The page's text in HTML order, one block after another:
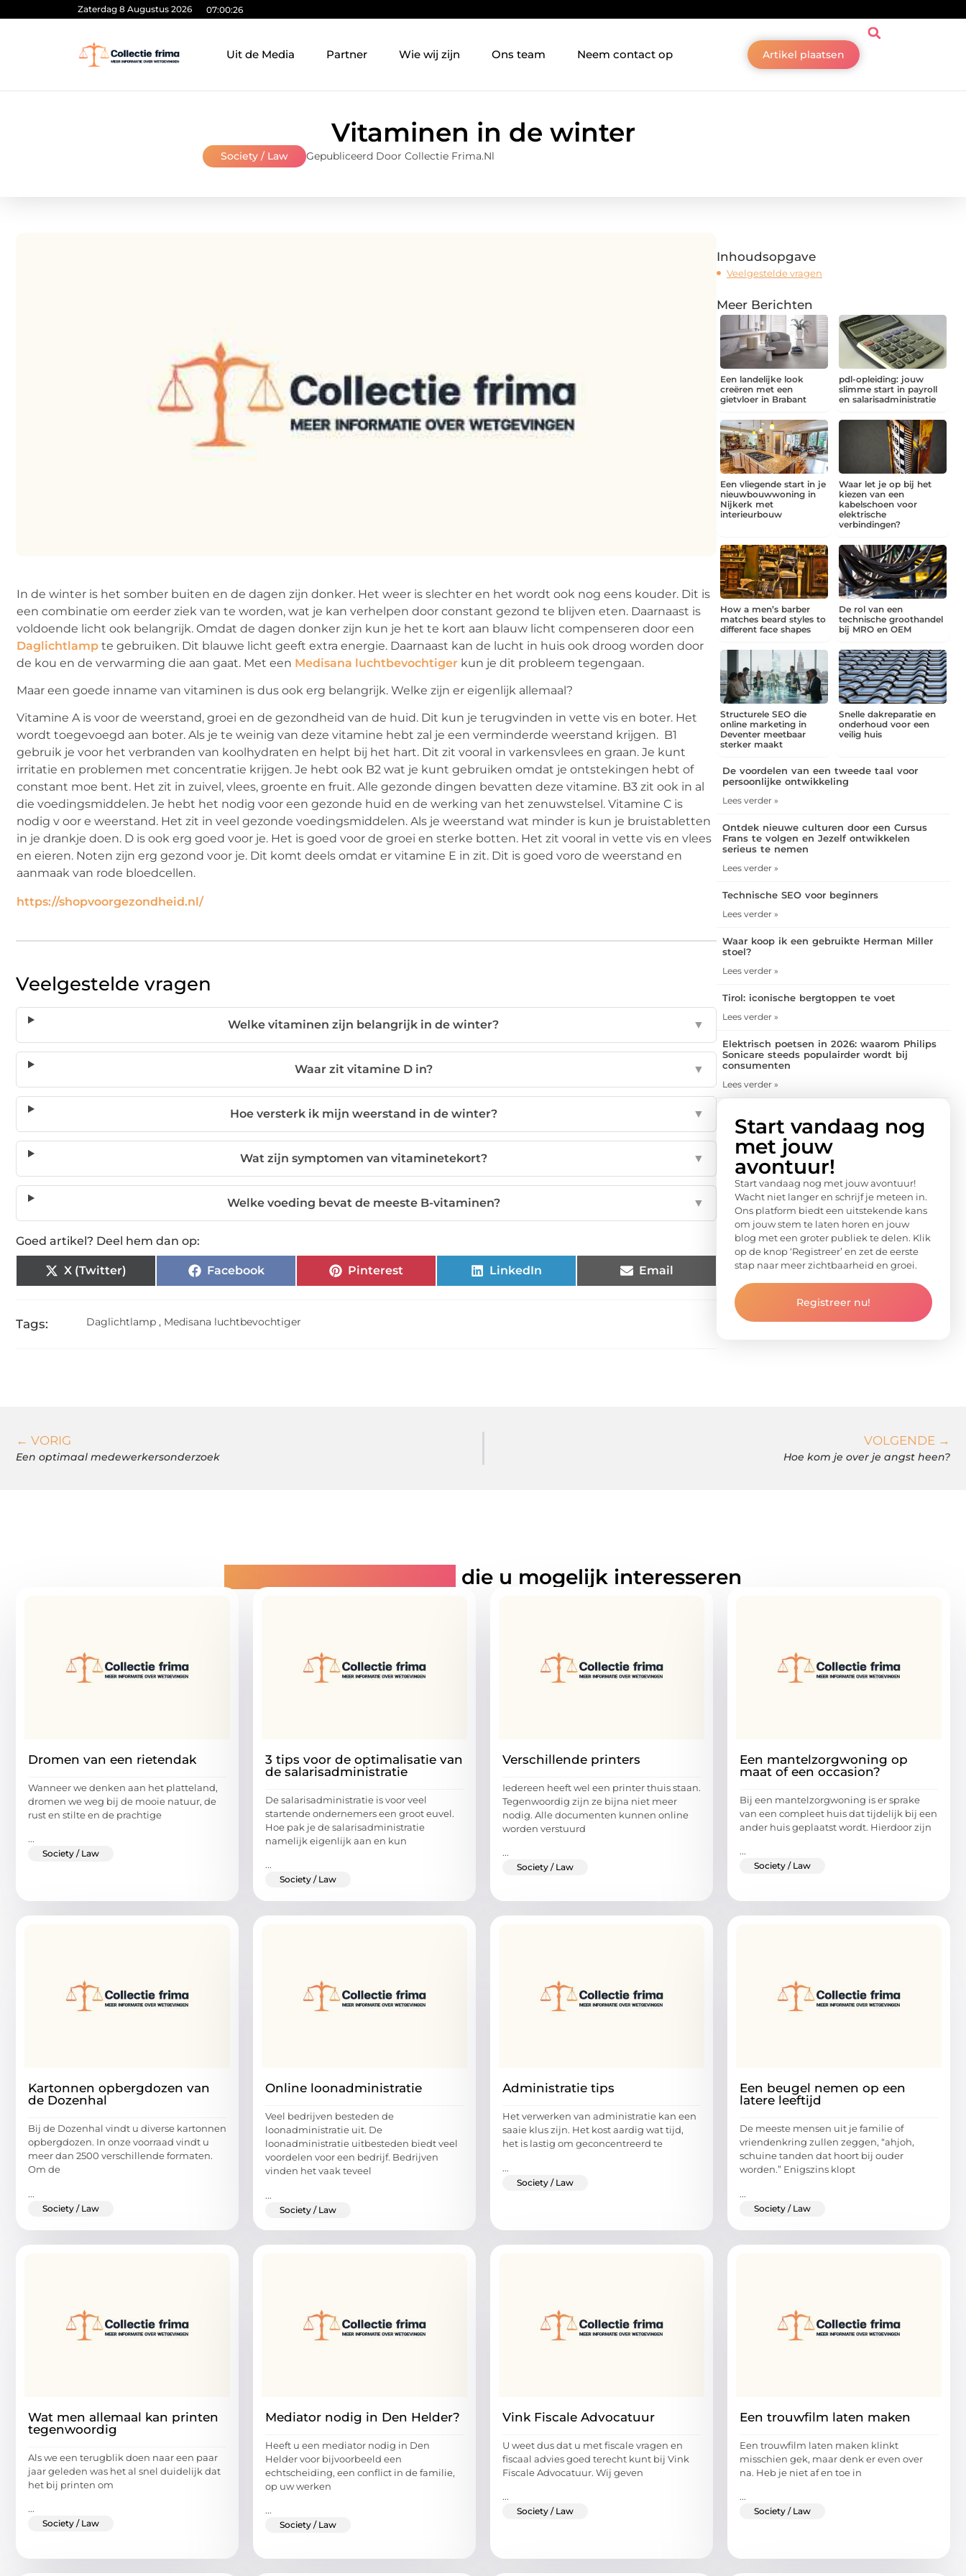
Zaterdag 8 Augustus 2026 07:00:26
Uit de Media Partner Wie wij zijn Ons team Neem contact op Artikel plaatsen
Vitaminen in de winter
Society / Law Gepubliceerd Door Collectie Frima.nl
In de winter is het somber buiten en de dagen zijn donker. Het weer is slechter en het wordt ook nog eens kouder. Dit is
een combinatie om eerder ziek van te worden, wat je kan verhelpen door constant gezond te blijven eten. Daarnaast is
voldoende licht ook belangrijk. Omdat de dagen donker zijn kun je het te kort aan blauw licht compenseren door een
Daglichtlamp te gebruiken. Dit blauwe licht geeft extra energie. Daarnaast kan de lucht in huis ook droog worden door
de kou en de verwarming die aan gaat. Met een Medisana luchtbevochtiger kun je dit probleem tegengaan.
Maar een goede inname van vitaminen is dus ook erg belangrijk. Welke zijn er eigenlijk allemaal?
Vitamine A is voor de weerstand, groei en de gezondheid van de huid. Dit kun je terugvinden in vette vis en boter. Het
wordt toegevoegd aan boter. Als je te weinig van deze vitamine hebt zal je een verminderde weerstand krijgen. B1
gebruik je voor het verbranden van koolhydraten en helpt bij het hart. Dit zit vooral in varkensvlees en graan. Je kunt
irritatie en problemen met concentratie krijgen. Je hebt ook B2 wat je kunt gebruiken omdat je ontstekingen hebt of
constant moe bent. Het zit in zuivel, vlees, groente en fruit. Alle gezonde dingen bevatten deze vitamine. B3 zit ook in al
die voedingsmiddelen. Je hebt het nodig voor een gezonde huid en de werking van het zenuwstelsel. Vitamine C is
nodig v oor e weerstand. Het zit in veel gezonde voedingsmiddelen. Als je weerstand wat minder is kun je bruistabletten
in je drankje doen. D is ook erg goed voor je. Het is goed voor de groei en sterke botten. Het zit vooral in vette vis en vlees
en eieren. Noten zijn erg gezond voor je. Dit komt deels omdat er vitamine E in zit. Dit is goed voro de weerstand en
aanmaak van rode bloedcellen.
https://shopvoorgezondheid.nl/
Veelgestelde vragen
Welke vitaminen zijn belangrijk in de winter? ▼
Waar zit vitamine D in? ▼
Hoe versterk ik mijn weerstand in de winter? ▼
Wat zijn symptomen van vitaminetekort? ▼
Welke voeding bevat de meeste B-vitaminen? ▼
Goed artikel? Deel hem dan op:
X (Twitter) Facebook Pinterest LinkedIn Email
Tags: Daglichtlamp, Medisana luchtbevochtiger
Inhoudsopgave
Veelgestelde vragen
Meer Berichten
Een landelijke look
creëren met een
gietvloer in Brabant
pdl-opleiding: jouw
slimme start in payroll
en salarisadministratie
Een vliegende start in je
nieuwbouwwoning in
Nijkerk met
interieurbouw
Waar let je op bij het
kiezen van een
kabelschoen voor
elektrische
verbindingen?
How a men’s barber
matches beard styles to
different face shapes
De rol van een
technische groothandel
bij MRO en OEM
Structurele SEO die
online marketing in
Deventer meetbaar
sterker maakt
Snelle dakreparatie en
onderhoud voor een
veilig huis
De voordelen van een tweede taal voor
persoonlijke ontwikkeling
Lees verder »
Ontdek nieuwe culturen door een Cursus
Frans te volgen en Jezelf ontwikkelen
serieus te nemen
Lees verder »
Technische SEO voor beginners
Lees verder »
Waar koop ik een gebruikte Herman Miller
stoel?
Lees verder »
Tirol: iconische bergtoppen te voet
Lees verder »
Elektrisch poetsen in 2026: waarom Philips
Sonicare steeds populairder wordt bij
consumenten
Lees verder »
Start vandaag nog
met jouw
avontuur!
Start vandaag nog met jouw avontuur!
Wacht niet langer en schrijf je meteen in.
Ons platform biedt een uitstekende kans
om jouw stem te laten horen en jouw
blog met een groter publiek te delen. Klik
op de knop ‘Registreer’ en zet de eerste
stap naar meer zichtbaarheid en groei.
Registreer nu!
← VORIG
Een optimaal medewerkersonderzoek
VOLGENDE →
Hoe kom je over je angst heen?
die u mogelijk interesseren
Dromen van een rietendak
Wanneer we denken aan het platteland,
dromen we weg bij de mooie natuur, de
rust en stilte en de prachtige
...
Society / Law
3 tips voor de optimalisatie van
de salarisadministratie
De salarisadministratie is voor veel
startende ondernemers een groot euvel.
Hoe pak je de salarisadministratie
namelijk eigenlijk aan en kun
...
Society / Law
Verschillende printers
Iedereen heeft wel een printer thuis staan.
Tegenwoordig zijn ze bijna niet meer
nodig. Alle documenten kunnen online
worden verstuurd
...
Society / Law
Een mantelzorgwoning op
maat of een occasion?
Bij een mantelzorgwoning is er sprake
van een compleet huis dat tijdelijk bij een
ander huis geplaatst wordt. Hierdoor zijn
...
Society / Law
Kartonnen opbergdozen van
de Dozenhal
Bij de Dozenhal vindt u diverse kartonnen
opbergdozen. In onze voorraad vindt u
meer dan 2500 verschillende formaten.
Om de
...
Society / Law
Online loonadministratie
Veel bedrijven besteden de
loonadministratie uit. De
loonadministratie uitbesteden biedt veel
voordelen voor een bedrijf. Bedrijven
vinden het vaak teveel
...
Society / Law
Administratie tips
Het verwerken van administratie kan een
saaie klus zijn. Het kost aardig wat tijd,
het is lastig om geconcentreerd te
...
Society / Law
Een beugel nemen op een
latere leeftijd
De meeste mensen uit je familie of
vriendenkring zullen zeggen, “ahjoh,
schuine tanden dat hoort bij ouder
worden.” Enigszins klopt
...
Society / Law
Wat men allemaal kan printen
tegenwoordig
Als we een terugblik doen naar een paar
jaar geleden was het al snel duidelijk dat
het bij printen om
...
Society / Law
Mediator nodig in Den Helder?
Heeft u een mediator nodig in Den
Helder voor bijvoorbeeld een
echtscheiding, een conflict in de familie,
op uw werken
...
Society / Law
Vink Fiscale Advocatuur
U weet dus dat u met fiscale vragen en
fiscaal advies goed terecht kunt bij Vink
Fiscale Advocatuur. Wij geven
...
Society / Law
Een trouwfilm laten maken
Een trouwfilm laten maken klinkt
misschien gek, maar denk er even over
na. Heb je niet af en toe in
...
Society / Law